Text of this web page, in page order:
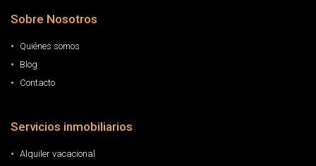
Sobre Nosotros
Quiénes somos
Blog
Contacto
Servicios inmobiliarios
Alquiler vacacional